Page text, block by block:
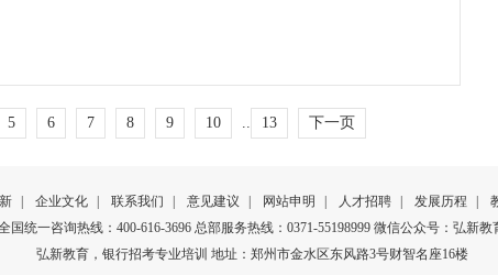
5 6 7 8 9 10 .. 13 下一页
企业文化 联系我们 意见建议 网站申明 人才招聘 发展历程
国统一咨询热线：400-616-3696 总部服务热线：0371-55198999 微信公众号：弘新教
弘新教育，银行招考专业培训 地址：郑州市金水区东风路3号财智名座16楼